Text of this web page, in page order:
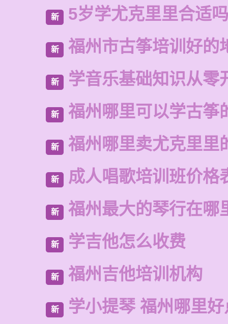
新 5岁学尤克里里合适
新 福州市古筝培训好的
新 学音乐基础知识从零
新 福州哪里可以学古筝
新 福州哪里卖尤克里里
新 成人唱歌培训班价格
新 福州最大的琴行在哪
新 学吉他怎么收费
新 福州吉他培训机构
新 学小提琴 福州哪里